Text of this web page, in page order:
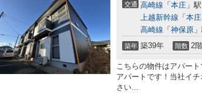
交通 高崎線 「 本庄 」
上越新幹線 「 本
高崎線 「 神保原
築年 築39年 階数 2
こちらの物件はアパー
アパートです！当社イ
さい...